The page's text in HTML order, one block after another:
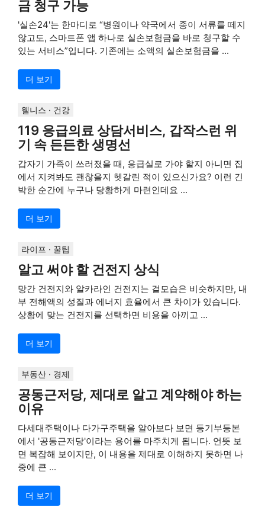
금 청구 가능
'실손24'는 한마디로 “병원이나 약국에서 종이 서류를 떼지
않고도, 스마트폰 앱 하나로 실손보험금을 바로 청구할 수
있는 서비스”입니다. 기존에는 소액의 실손보험금을 ...
더 보기
웰니스 · 건강
119 응급의료 상담서비스, 갑작스런 위
기 속 든든한 생명선
갑자기 가족이 쓰러졌을 때, 응급실로 가야 할지 아니면 집
에서 지켜봐도 괜찮을지 헷갈린 적이 있으신가요? 이런 긴
박한 순간에 누구나 당황하게 마련인데요 ...
더 보기
라이프 · 꿀팁
알고 써야 할 건전지 상식
망간 건전지와 알카라인 건전지는 겉모습은 비슷하지만, 내
부 전해액의 성질과 에너지 효율에서 큰 차이가 있습니다.
상황에 맞는 건전지를 선택하면 비용을 아끼고 ...
더 보기
부동산 · 경제
공동근저당, 제대로 알고 계약해야 하는
이유
다세대주택이나 다가구주택을 알아보다 보면 등기부등본
에서 '공동근저당'이라는 용어를 마주치게 됩니다. 언뜻 보
면 복잡해 보이지만, 이 내용을 제대로 이해하지 못하면 나
중에 큰 ...
더 보기